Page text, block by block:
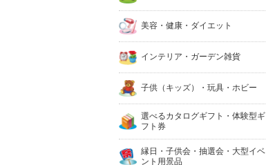
美容・健康・ダイエット
インテリア・ガーデン雑貨
子供（キッズ）・玩具・ホビー
選べるカタログギフト・体験型ギ
フト券
縁日・子供会・抽選会・大型イベ
ント用景品